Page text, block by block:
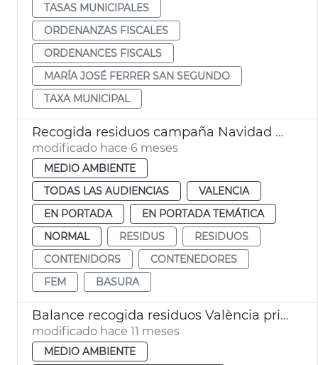
TASAS MUNICIPALES
ORDENANZAS FISCALES
ORDENANCES FISCALS
MARÍA JOSÉ FERRER SAN SEGUNDO
TAXA MUNICIPAL
Recogida residuos campaña Navidad València
modificado hace 6 meses
MEDIO AMBIENTE
TODAS LAS AUDIENCIAS
VALENCIA
EN PORTADA
EN PORTADA TEMÁTICA
NORMAL
RESIDUS
RESIDUOS
CONTENIDORS
CONTENEDORES
FEM
BASURA
Balance recogida residuos València primer semestre 2025
modificado hace 11 meses
MEDIO AMBIENTE